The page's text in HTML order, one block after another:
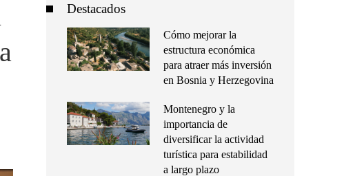
Destacados
Cómo mejorar la
estructura económica
para atraer más inversión
en Bosnia y Herzegovina
Montenegro y la
importancia de
diversificar la actividad
turística para estabilidad
a largo plazo